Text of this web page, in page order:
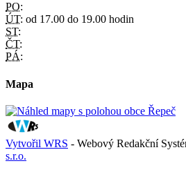
PO:
ÚT: od 17.00 do 19.00 hodin
ST:
ČT:
PÁ:
Mapa
Vytvořil WRS - Webový Redakční
s.r.o.